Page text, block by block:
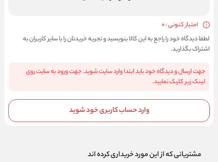
امتیاز کنونی : 0
لطفا دیدگاه خود را راجع به این کالا بنویسید و تجربه خریدتان را با سایر کاربران به
اشتراک بگذارید.
جهت ارسال و دیدگاه خود باید ابتدا وارد سایت شوید. جهت ورود به سایت روی
لینک زیر کلیک نمایید.
وارد حساب کاربری خود شوید
مشتریانی که از این مورد خریداری کرده اند